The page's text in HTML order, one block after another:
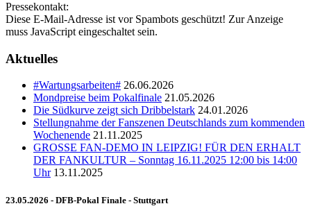
Pressekontakt:
Diese E-Mail-Adresse ist vor Spambots geschützt! Zur Anzeige
muss JavaScript eingeschaltet sein.
Aktuelles
#Wartungsarbeiten# 26.06.2026
Mondpreise beim Pokalfinale 21.05.2026
Die Südkurve zeigt sich Dribbelstark 24.01.2026
Stellungnahme der Fanszenen Deutschlands zum kommenden
Wochenende 21.11.2025
GROSSE FAN-DEMO IN LEIPZIG! FÜR DEN ERHALT
DER FANKULTUR – Sonntag 16.11.2025 12:00 bis 14:00
Uhr 13.11.2025
23.05.2026 - DFB-Pokal Finale - Stuttgart